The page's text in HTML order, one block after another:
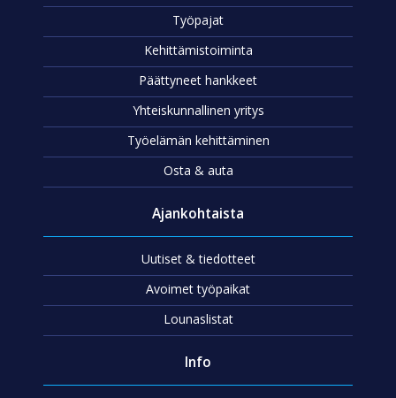
Työpajat
Kehittämistoiminta
Päättyneet hankkeet
Yhteiskunnallinen yritys
Työelämän kehittäminen
Osta & auta
Ajankohtaista
Uutiset & tiedotteet
Avoimet työpaikat
Lounaslistat
Info